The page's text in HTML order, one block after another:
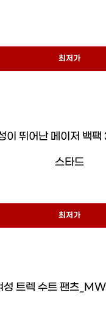
최저가
이 뛰어난 메이저 백
스타드
최저가
성 트렉 수트 팬츠